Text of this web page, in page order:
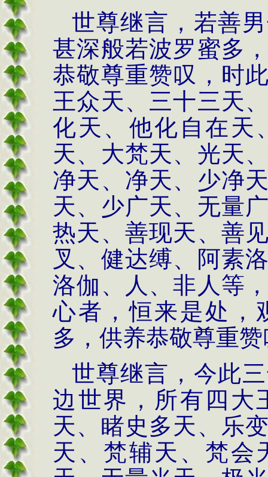
世尊继言，若善
甚深般若波罗蜜多
恭敬尊重赞叹，时
王众天、三十三天
化天、他化自在天
天、大梵天、光天
净天、净天、少净
天、少广天、无量
热天、善现天、善
叉、健达缚、阿素
洛伽、人、非人等
心者，恒来是处，
多，供养恭敬尊重
世尊继言，今此
边世界，所有四大
天、睹史多天、乐
天、梵辅天、梵会